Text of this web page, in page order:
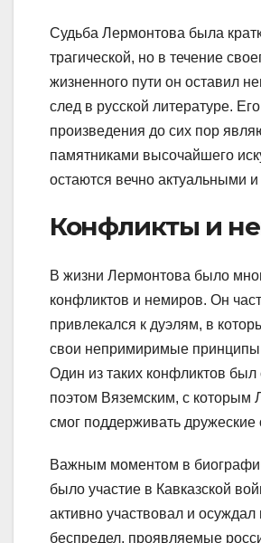
Судьба Лермонтова была
трагической, но в течение
жизненного пути он оставил
след в русской литературе. Его
произведения до сих пор
памятниками высочайшего
остаются вечно актуальными
Конфликты и
В жизни Лермонтова было
конфликтов и немиров. Он
привлекался к дуэлям, в
свои непримиримые принципы
Один из таких конфликтов был
поэтом Вяземским, с которым
смог поддерживать
Важным моментом в
было участие в Кавказской
активно участвовал и осуждал
беспредел, проявляемые